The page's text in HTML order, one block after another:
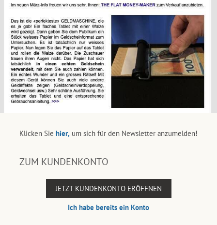
Klicken Sie hier, um sich für den Newsletter anzumelden!
ZUM KUNDENKONTO
JETZT KUNDENKONTO ERÖFFNEN
Ich habe bereits ein Konto